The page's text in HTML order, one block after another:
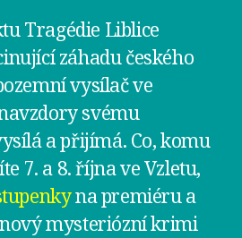
Tragédie Liblice
záhadu českého
vysílač ve
svému
a přijímá. Co, komu
7. a 8. října ve Vzletu,
na premiéru a
mysteriózní krimi